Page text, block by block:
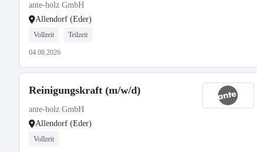
ante-holz GmbH
Allendorf (Eder)
Vollzeit Teilzeit
04.08.2026
Reinigungskraft (m/w/d)
ante-holz GmbH
Allendorf (Eder)
Vollzeit